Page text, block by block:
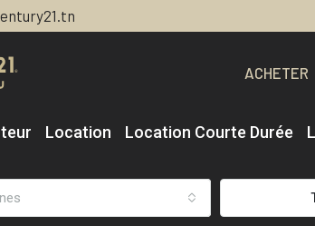
ACHETER
Location Location Courte Durée